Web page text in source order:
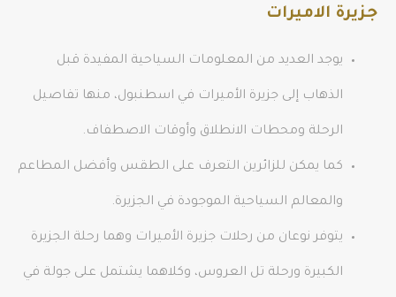
جزيرة الاميرات
يوجد العديد من المعلومات السياحية المفيدة قبل
الذهاب إلى جزيرة الأميرات في اسطنبول، منها تفاصيل
الرحلة ومحطات الانطلاق وأوقات الاصطفاف.
كما يمكن للزائرين التعرف على الطقس وأفضل المطاعم
والمعالم السياحية الموجودة في الجزيرة.
يتوفر نوعان من رحلات جزيرة الأميرات وهما رحلة الجزيرة
الكبيرة ورحلة تل العروس، وكلاهما يشتمل على جولة في